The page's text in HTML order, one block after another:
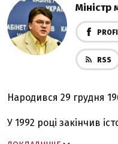
Міністр
RSS
Народився 29 грудня
У 1992 році закінчив